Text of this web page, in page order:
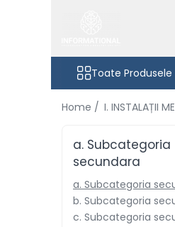
I. INSTALAȚII MEDICALE
c. Subcategoria secundara
a. Subcategoria secundara
b. Subcategoria secundara
Toate Produsele
Home / I. INSTALAȚII
a. Subcategoria
secundara
a. Subcategoria
b. Subcategoria
c. Subcategoria